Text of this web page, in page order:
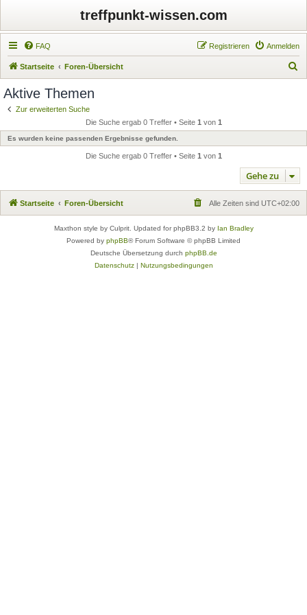
treffpunkt-wissen.com
FAQ Anmelden
Registrieren
Startseite Foren-Übersicht
e
Aktive Themen
Zur erweiterten Suche
Die Suche ergab 0 Treffer • Seite 1 von 1
Es wurden keine passenden Ergebnisse gefunden.
Die Suche ergab 0 Treffer • Seite 1 von 1
Gehe zu
Startseite Foren-Übersicht Alle Zeiten sind UTC+02:00
Maxthon style by Culprit. Updated for phpBB3.2 by Ian Bradley
Powered by phpBB® Forum Software © phpBB Limited
Deutsche Übersetzung durch phpBB.de
Datenschutz| Nutzungsbedingungen